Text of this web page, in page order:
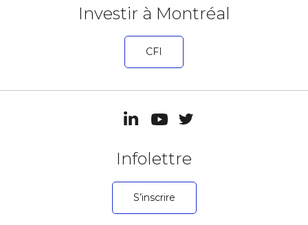
Investir à Montréal
CFI
Infolettre
S’inscrire